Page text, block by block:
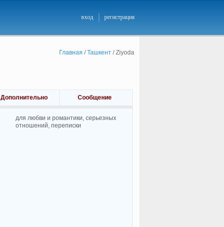
вход регистрация
Главная /Ташкент/Ziyoda
Дополнительно Сообщение
для любви и романтики, cерьезных
отношений, переписки